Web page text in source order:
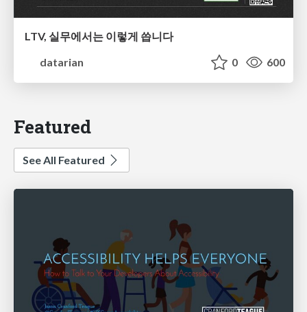
LTV, 실무에서는 이렇게 씁니다
datarian
0 600
Featured
See All Featured